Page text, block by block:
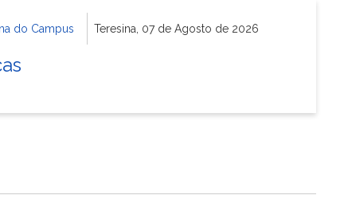
do Campus Teresina, 07 de Agosto de 2026